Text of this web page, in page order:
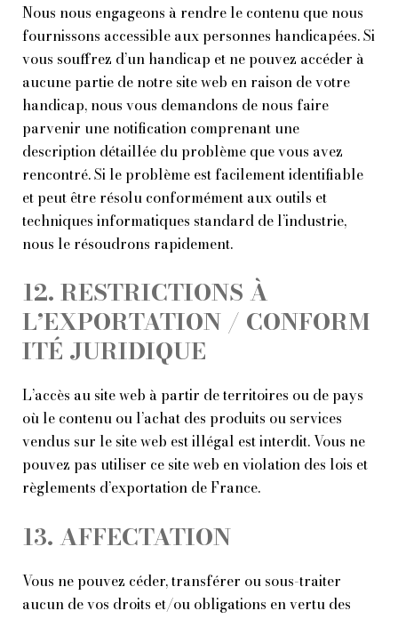
Nous nous engageons à rendre le contenu que nous
fournissons accessible aux personnes handicapées. Si
vous souffrez d’un handicap et ne pouvez accéder à
aucune partie de notre site web en raison de votre
handicap, nous vous demandons de nous faire
parvenir une notification comprenant une
description détaillée du problème que vous avez
rencontré. Si le problème est facilement identifiable
et peut être résolu conformément aux outils et
techniques informatiques standard de l’industrie,
nous le résoudrons rapidement.
12. RESTRICTIONS À
L’EXPORTATION / CONFORM
ITÉ JURIDIQUE
L’accès au site web à partir de territoires ou de pays
où le contenu ou l’achat des produits ou services
vendus sur le site web est illégal est interdit. Vous ne
pouvez pas utiliser ce site web en violation des lois et
règlements d’exportation de France.
13. AFFECTATION
Vous ne pouvez céder, transférer ou sous-traiter
aucun de vos droits et/ou obligations en vertu des